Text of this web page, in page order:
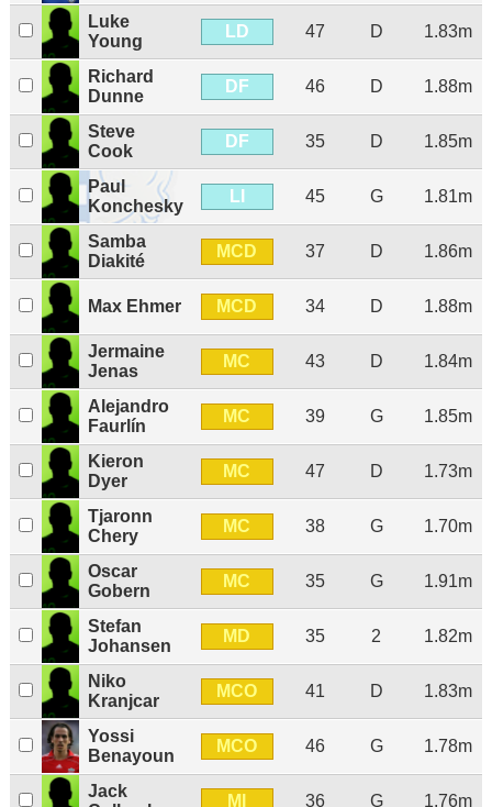
Luke
Young
LD 47 D 1.83m
Richard
Dunne
DF 46 D 1.88m
Steve
Cook
DF 35 D 1.85m
Paul
Konchesky
LI 45 G 1.81m
Samba
Diakité
MCD 37 D 1.86m
Max Ehmer MCD 34 D 1.88m
Jermaine
Jenas
MC 43 D 1.84m
Alejandro
Faurlín
MC 39 G 1.85m
Kieron
Dyer
MC 47 D 1.73m
Tjaronn
Chery
MC 38 G 1.70m
Oscar
Gobern
MC 35 G 1.91m
Stefan
Johansen
MD 35 2 1.82m
Niko
Kranjcar
MCO 41 D 1.83m
Yossi
Benayoun
MCO 46 G 1.78m
Jack
MI 36 G 1.76m